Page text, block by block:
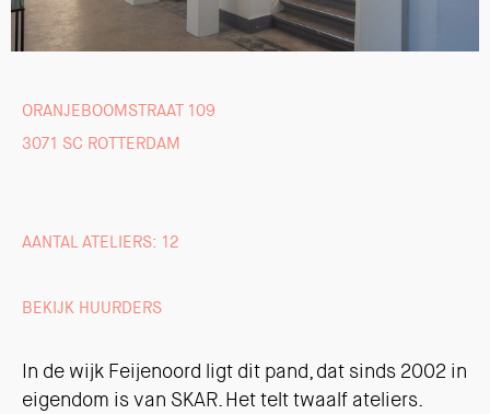
ORANJEBOOMSTRAAT 109
3071 SC ROTTERDAM
AANTAL ATELIERS: 12
BEKIJK HUURDERS
In de wijk Feijenoord ligt dit pand, dat sinds 2002 in
eigendom is van SKAR. Het telt twaalf ateliers.